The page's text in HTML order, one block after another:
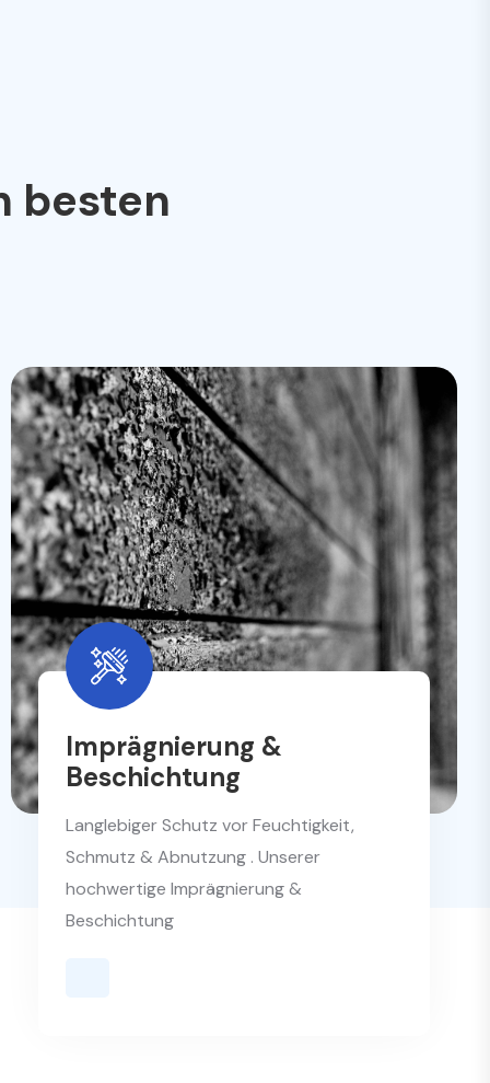
besten
Imprägnierung &
Beschichtung
Langlebiger Schutz vor Feuchtigkeit,
Schmutz & Abnutzung . Unserer
hochwertige Imprägnierung &
Beschichtung